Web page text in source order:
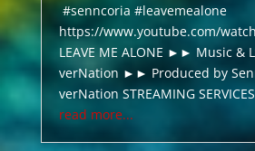
#senncoria #leavemealone
https://www.youtube.com/
LEAVE ME ALONE ►► Music &
verNation ►► Produced by
verNation STREAMING
read more...